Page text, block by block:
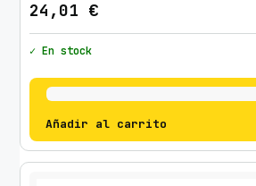
24,01 €
✓ En stock
Añadir al carrito